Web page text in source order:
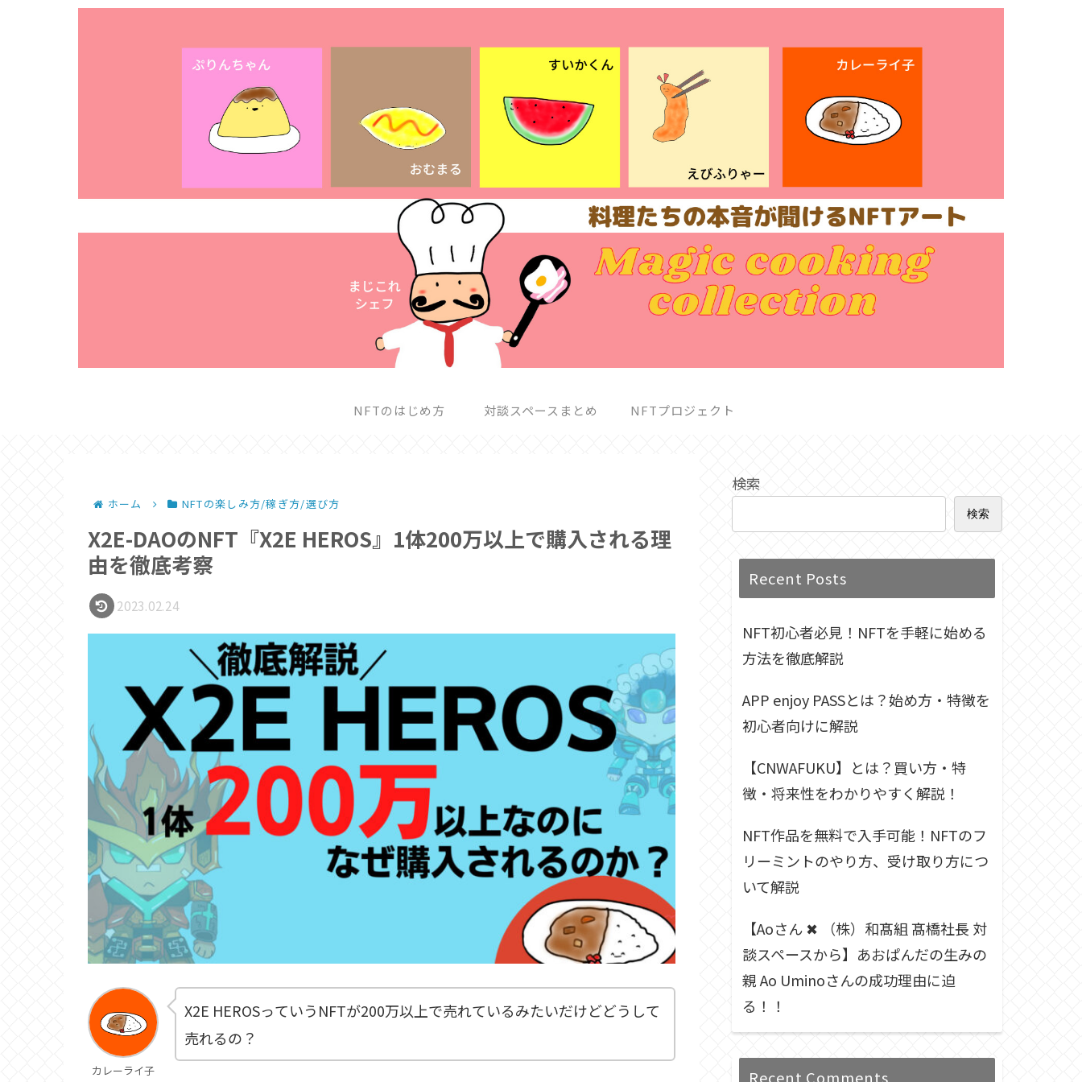
NFTのはじめ方 対談スペースまとめ NFTプロジェクト
ホーム NFTの楽しみ方/稼ぎ方/選び方
︎X2E-DAOのNFT『X2E HEROS』1体200万以上で購入される理
由を徹底考察
2023.02.24
カレーライ子
X2E HEROSっていうNFTが200万以上で売れているみたいだけどどうして
売れるの？
検索
検索
Recent Posts
NFT初心者必見！NFTを手軽に始める
方法を徹底解説
APP enjoy PASSとは？始め方・特徴を
初心者向けに解説
【CNWAFUKU】とは？買い方・特
徴・将来性をわかりやすく解説！
NFT作品を無料で入手可能！NFTのフ
リーミントのやり方、受け取り方につ
いて解説
【Aoさん ✖︎ （株）和髙組 髙橋社長 対
談スペースから】あおぱんだの生みの
親 Ao Uminoさんの成功理由に迫
る！！
Recent Comments